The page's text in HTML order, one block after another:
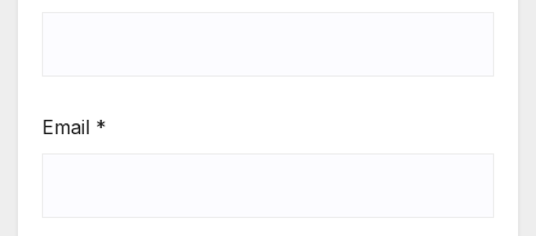
Email *